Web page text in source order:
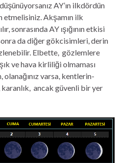
AY’ın ilkdördün
etmelisiniz. Akşamın ilk
sonrasında AY ışığının etkisi
da diğer gökcisimleri, derin
Elbette, gözlemlere
ve hava kirliliği olmaması
varsa, kentlerin-
ancak güvenli bir yer